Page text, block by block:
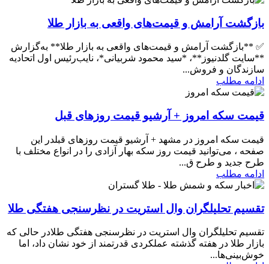
بازگشت آرامش و قیمت‌های واقعی به بازار طلا
✅ **بازگشت آرامش و قیمت‌های واقعی به بازار طلا** به‌گزارش
**سایت گلدنیوز**، *سید محمود شربیانی*، نایب‌رئیس اول اتحادیه
سازندگان و فروش...
ادامه مطلب
قیمت سکه امروز + آرشیو قیمت روزهای قبل
قیمت سکه امروز در مشهد + آرشیو قیمت روزهای قبلدر این
صفحه ، می‌توانید قیمت روز سکه بهار آزادی را در انواع مختلف با
طرح جدید و طرح ق...
ادامه مطلب
تقسیم تحلیلگران وال استریت در نظرسنجی هفتگی طلا
تقسیم تحلیلگران وال استریت در نظرسنجی هفتگی طلادر حالی‌ که
بازار طلا در هفته گذشته عملکردی قدرتمند از خود نشان داد، اما
خوش‌بینی‌ها...